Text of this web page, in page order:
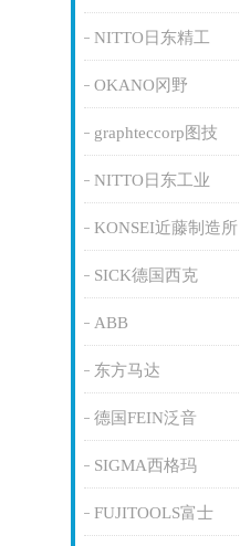
NITTO日东精工
OKANO冈野
graphteccorp图技
NITTO日东工业
KONSEI近藤制造所
SICK德国西克
ABB
东方马达
德国FEIN泛音
SIGMA西格玛
FUJITOOLS富士